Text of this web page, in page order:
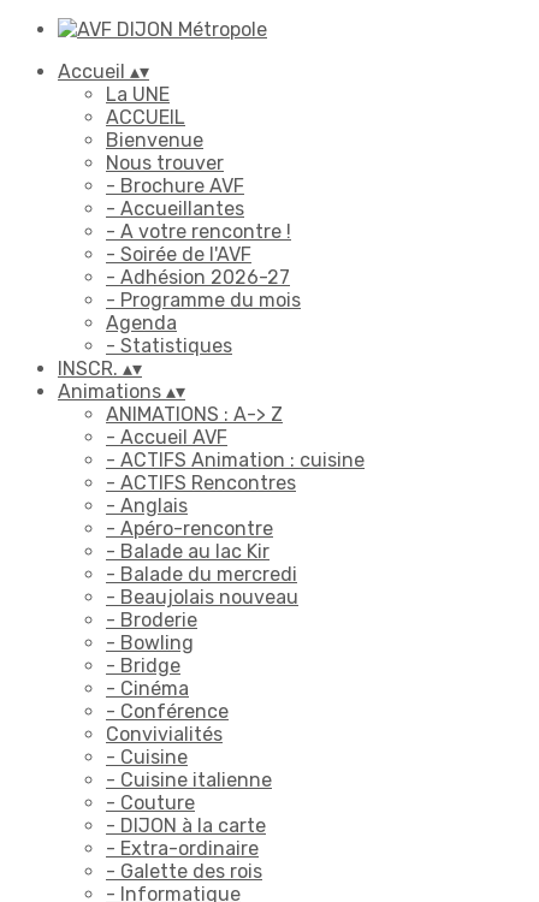
Accueil ▴▾
La UNE
ACCUEIL
Bienvenue
Nous trouver
- Brochure AVF
- Accueillantes
- A votre rencontre !
- Soirée de l'AVF
- Adhésion 2026-27
- Programme du mois
Agenda
- Statistiques
INSCR. ▴▾
Animations ▴▾
ANIMATIONS : A-> Z
- Accueil AVF
- ACTIFS Animation : cuisine
- ACTIFS Rencontres
- Anglais
- Apéro-rencontre
- Balade au lac Kir
- Balade du mercredi
- Beaujolais nouveau
- Broderie
- Bowling
- Bridge
- Cinéma
- Conférence
Convivialités
- Cuisine
- Cuisine italienne
- Couture
- DIJON à la carte
- Extra-ordinaire
- Galette des rois
- Informatique